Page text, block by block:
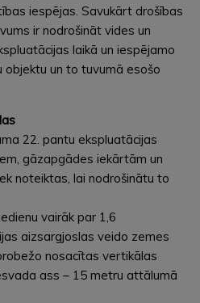
iespējas. Savukārt drošības
ir nodrošināt vides un
laikā un iespējamo
objektu un to tuvumā esošo
22. pantu ekspluatācijas
gāzapgādes iekārtām un
noteiktas, lai nodrošinātu to
vairāk par 1,6
aizsargjoslas veido zemes
nosacītas vertikālas
ass – 15 metru attālumā